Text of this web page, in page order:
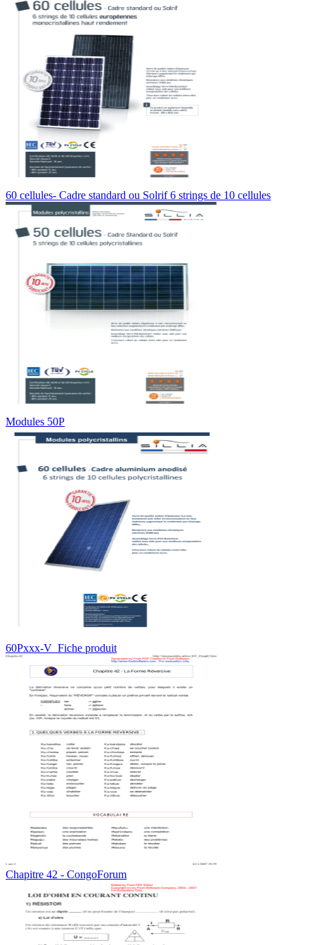
60 cellules- Cadre standard ou Solrif 6 strings de 10 cellules
Modules 50P
60Pxxx-V_Fiche produit
Chapitre 42 - CongoForum